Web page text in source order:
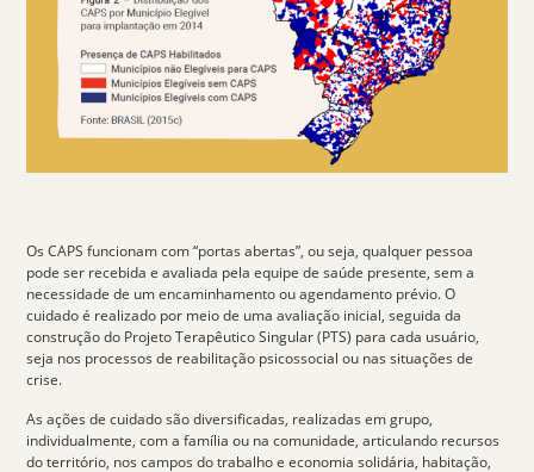
Os CAPS funcionam com “portas abertas”, ou seja, qualquer pessoa
pode ser recebida e avaliada pela equipe de saúde presente, sem a
necessidade de um encaminhamento ou agendamento prévio. O
cuidado é realizado por meio de uma avaliação inicial, seguida da
construção do Projeto Terapêutico Singular (PTS) para cada usuário,
seja nos processos de reabilitação psicossocial ou nas situações de
crise.
As ações de cuidado são diversificadas, realizadas em grupo,
individualmente, com a família ou na comunidade, articulando recursos
do território, nos campos do trabalho e economia solidária, habitação,